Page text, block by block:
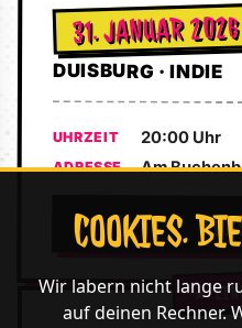
31. JANUAR 2026
DUISBURG · INDIE
UHRZEIT 20:00 Uhr
ADRESSE Am
COOKIES.
Wir labern nicht lange
auf deinen Rechner.